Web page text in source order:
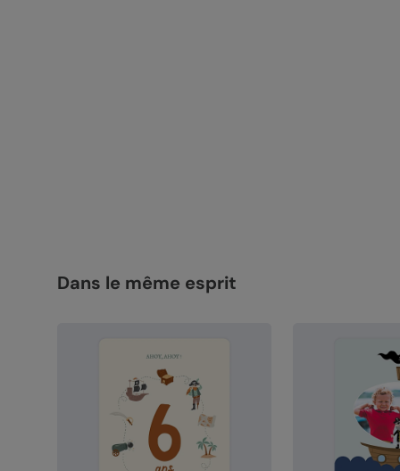
Dans le même esprit